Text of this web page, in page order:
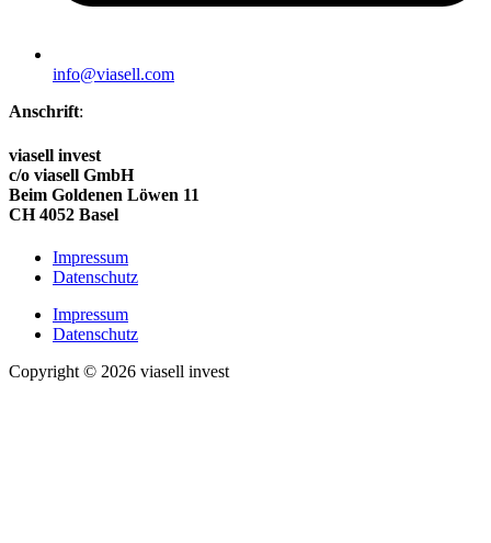
info@viasell.com
Anschrift:
viasell invest
c/o viasell GmbH
Beim Goldenen Löwen 11
CH 4052 Basel
Impressum
Datenschutz
Impressum
Datenschutz
Copyright © 2026 viasell invest